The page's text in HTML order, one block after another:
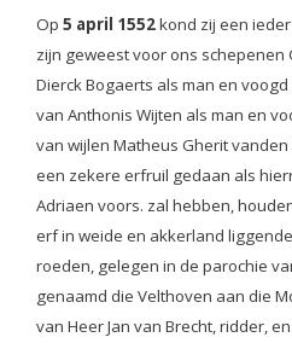
Op 5 april 1552kond zij een
zijn geweest voor ons schepenen
Dierck Bogaerts als man en
van Anthonis Wijten als man en
van wijlen Matheus Gherit
een zekere erfruil gedaan als
Adriaen voors. zal hebben,
erf in weide en akkerland
roeden, gelegen in de parochie
genaamd die Velthoven aan die
van Heer Jan van Brecht, ridder,